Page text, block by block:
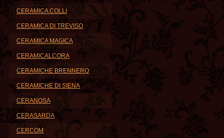
CERAMICA COLLI
CERAMICA DI TREVISO
CERAMICA MAGICA
CERAMICALCORA
CERAMICHE BRENNERO
CERAMICHE DI SIENA
CERANOSA
CERASARDA
CERCOM